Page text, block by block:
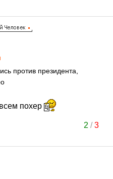
против президента,
похер
2 /3